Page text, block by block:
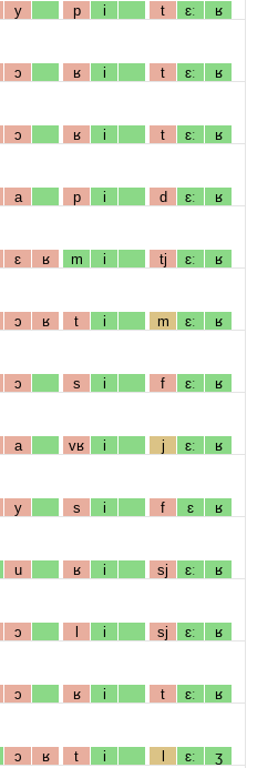
y p i t ɛː ʁ
ɔ ʁ i t ɛː ʁ
ɔ ʁ i t ɛː ʁ
a p i d ɛː ʁ
ɛ ʁ m i tj ɛː ʁ
ɔ ʁ t i m ɛː ʁ
ɔ s i f ɛː ʁ
a vʁ i j ɛː ʁ
y s i f ɛ ʁ
u ʁ i sj ɛː ʁ
ɔ l i sj ɛː ʁ
ɔ ʁ i t ɛː ʁ
ɔ ʁ t i l ɛː ʒ